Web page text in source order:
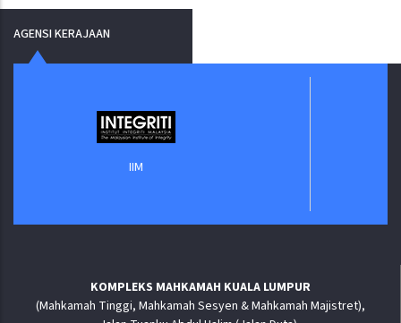
AGENSI KERAJAAN
KOMPLEKS MAHKAMAH KUALA LUMPUR
(Mahkamah Tinggi, Mahkamah Sesyen & Mahkamah Majistret),